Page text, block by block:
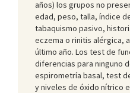
años) los grupos no
edad, peso, talla, índice
tabaquismo pasivo,
eczema o rinitis alérgica,
último año. Los test de
diferencias para ninguno
espirometría basal, test
y niveles de óxido nítrico